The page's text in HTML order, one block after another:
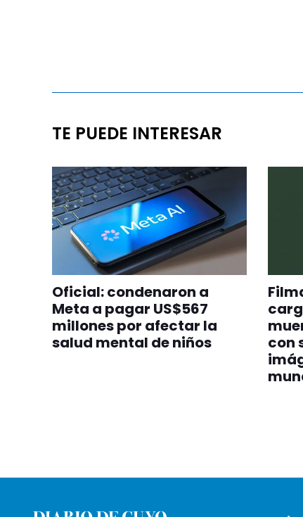
TE PUEDE INTERESAR
Oficial: condenaron a
Meta a pagar US$567
millones por afectar la
salud mental de niños
con